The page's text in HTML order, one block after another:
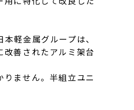
軽金属グループは、
善されたアルミ架台
ません。半組立ユニ